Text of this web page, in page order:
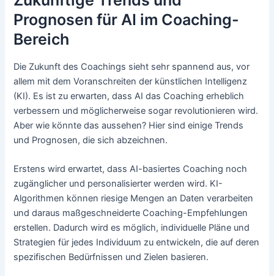
Prognosen für AI im Coaching-
Bereich
Die Zukunft des Coachings sieht sehr spannend aus, vor
allem mit dem Voranschreiten der künstlichen Intelligenz
(KI). Es ist zu erwarten, dass AI das Coaching erheblich
verbessern und möglicherweise sogar revolutionieren wird.
Aber wie könnte das aussehen? Hier sind einige Trends
und Prognosen, die sich abzeichnen.
Erstens wird erwartet, dass AI-basiertes Coaching noch
zugänglicher und personalisierter werden wird. KI-
Algorithmen können riesige Mengen an Daten verarbeiten
und daraus maßgeschneiderte Coaching-Empfehlungen
erstellen. Dadurch wird es möglich, individuelle Pläne und
Strategien für jedes Individuum zu entwickeln, die auf deren
spezifischen Bedürfnissen und Zielen basieren.